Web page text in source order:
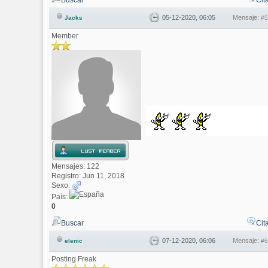
Jacks 05-12-2020, 06:05 Mensaje: #5
Member
Mensajes: 122
Registro: Jun 11, 2018
Sexo:
País:
0
Buscar
elenic 07-12-2020, 06:06 Mensaje: #6
Posting Freak